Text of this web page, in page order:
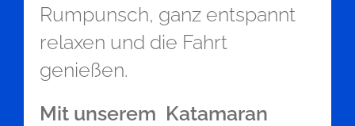
Rumpunsch, ganz entspannt
relaxen und die Fahrt
genießen.
Mit unserem Katamaran